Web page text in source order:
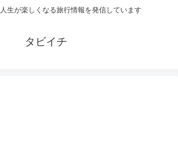
生が楽しくなる旅行情報を発信しています
タビイチ